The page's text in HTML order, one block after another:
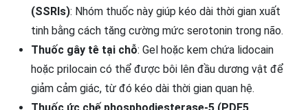
(SSRIs): Nhóm thuốc này giúp kéo dài thời gian xuất
tinh bằng cách tăng cường mức serotonin trong não.
Thuốc gây tê tại chỗ: Gel hoặc kem chứa lidocain
hoặc prilocain có thể được bôi lên đầu dương vật để
giảm cảm giác, từ đó kéo dài thời gian quan hệ.